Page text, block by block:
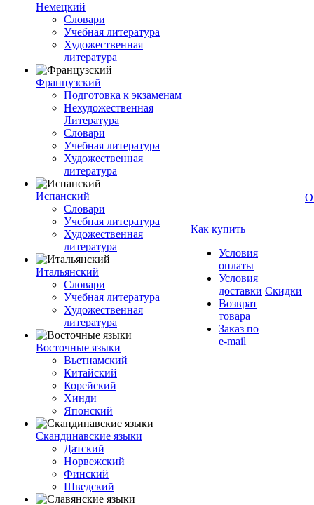
Немецкий
Словари
Учебная литература
Художественная
литература
Французский
Подготовка к экзаменам
Нехудожественная
Литература
Словари
Учебная литература
Художественная
литература
Испанский
Словари
Учебная литература
Художественная
литература
Итальянский
Словари
Учебная литература
Художественная
литература
Восточные языки
Вьетнамский
Китайский
Корейский
Хинди
Японский
Скандинавские языки
Датский
Норвежский
Финский
Шведский
Как купить
Условия
оплаты
Условия
доставки
Возврат
товара
Заказ по
e-mail
Скидки
О